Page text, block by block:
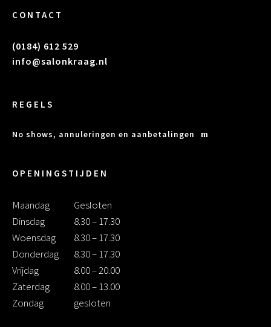
CONTACT
(0184) 612 529
info@salonkraag.nl
REGELS
No shows, annuleringen en aanbetalingen
OPENINGSTIJDEN
Maandag
Gesloten
Dinsdag
8.30 – 17.30
Woensdag
8.30 – 17.30
Donderdag
8.30 – 17.30
Vrijdag
8.00 – 20.00
Zaterdag
8.00 – 13.00
Zondag
gesloten